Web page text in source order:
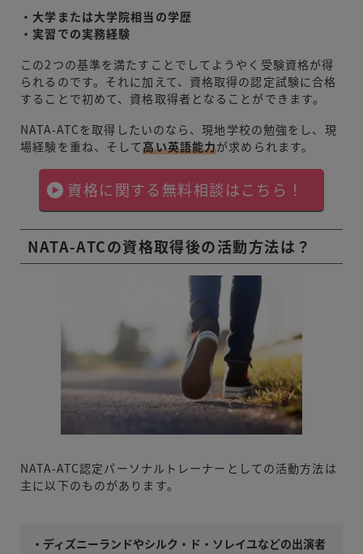
・大学または大学院相当の学歴
・実習での実務経験
この2つの基準を満たすことでしてようやく受験資格が得
られるのです。それに加えて、資格取得の認定試験に合格
することで初めて、資格取得者となることができます。
NATA-ATCを取得したいのなら、現地学校の勉強をし、現
場経験を重ね、そして高い英語能力が求められます。
資格に関する無料相談はこちら！
NATA-ATCの資格取得後の活動方法は？
NATA-ATC認定パーソナルトレーナーとしての活動方法は
主に以下のものがあります。
・ディズニーランドやシルク・ ド・ソレイユなどの出演者